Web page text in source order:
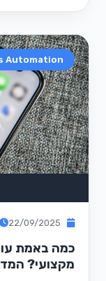
Automation
מקצועי?